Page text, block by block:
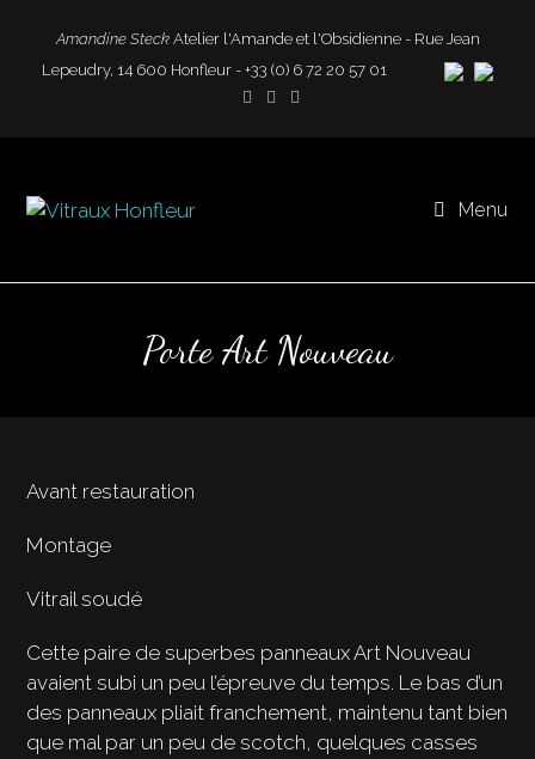
Amandine SteckAtelier l'Amande et l'Obsidienne - Rue Jean
Lepeudry, 14 600 Honfleur - +33 (0) 6 72 20 57 01
Menu
Porte Art Nouveau
Avant restauration
Montage
Vitrail soudé
Cette paire de superbes panneaux Art Nouveau
avaient subi un peu l’épreuve du temps. Le bas d’un
des panneaux pliait franchement, maintenu tant bien
que mal par un peu de scotch, quelques casses